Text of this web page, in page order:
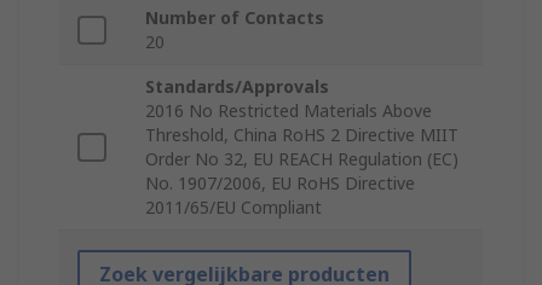
Number of Contacts
20
Standards/Approvals
2016 No Restricted Materials Above
Threshold, China RoHS 2 Directive MIIT
Order No 32, EU REACH Regulation (EC)
No. 1907/2006, EU RoHS Directive
2011/65/EU Compliant
Zoek vergelijkbare producten